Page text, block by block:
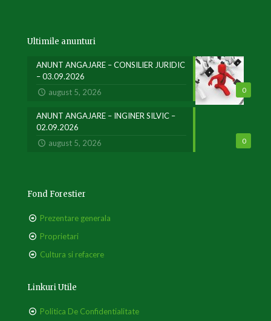
Ultimile anunturi
0
ANUNT ANGAJARE – CONSILIER JURIDIC
– 03.09.2026
august 5, 2026
0
ANUNT ANGAJARE – INGINER SILVIC –
02.09.2026
august 5, 2026
Fond Forestier
Prezentare generala
Proprietari
Cultura si refacere
Linkuri Utile
Politica De Confidentialitate